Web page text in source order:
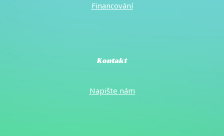
Financování
Kontakt
Napište nám